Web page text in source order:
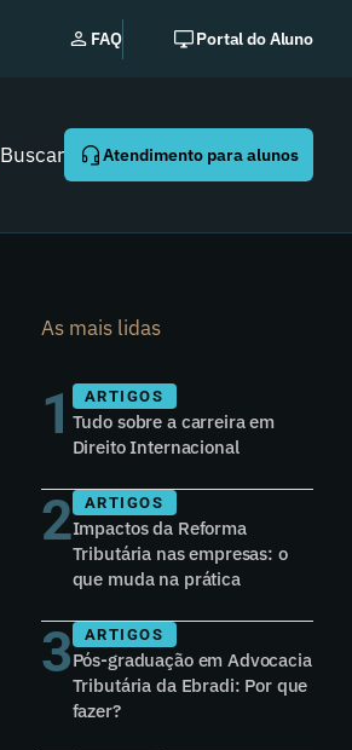
FAQ Portal do Aluno
Buscar Atendimento para alunos
As mais lidas
1 ARTIGOS
Tudo sobre a carreira em
Direito Internacional
2 ARTIGOS
Impactos da Reforma
Tributária nas empresas: o
que muda na prática
3 ARTIGOS
Pós-graduação em Advocacia
Tributária da Ebradi: Por que
fazer?